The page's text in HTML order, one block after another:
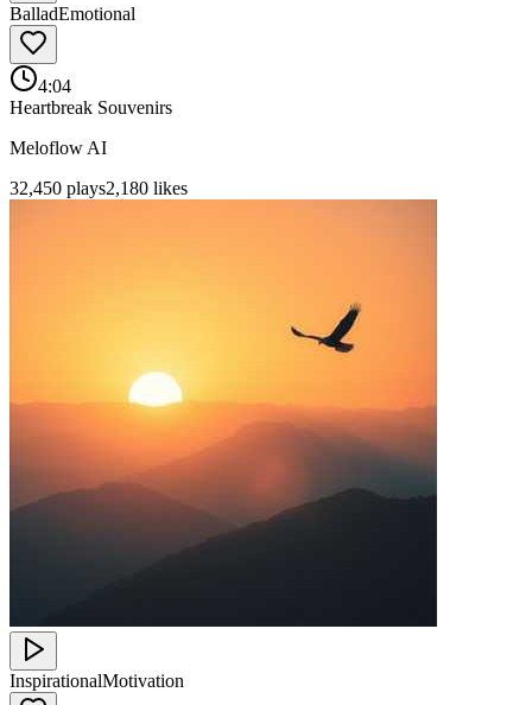
BalladEmotional
4:04
Heartbreak Souvenirs
Meloflow AI
32,450 plays2,180 likes
InspirationalMotivation